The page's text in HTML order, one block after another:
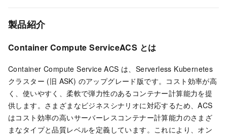
製品紹介
Container Compute ServiceACS とは
Container Compute Service ACS は、 Serverless Kubernetes
クラスター (旧 ASK) のアップグレード版です。コスト効率が高
く、使いやすく、柔軟で弾力性のあるコンテナー計算能力を提
供します。さまざまなビジネスシナリオに対応するため、ACS
はコスト効率の高いサーバーレスコンテナー計算能力のさまざ
まなタイプと品質レベルを定義しています。これにより、オン